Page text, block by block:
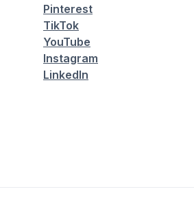
Pinterest
TikTok
YouTube
Instagram
LinkedIn